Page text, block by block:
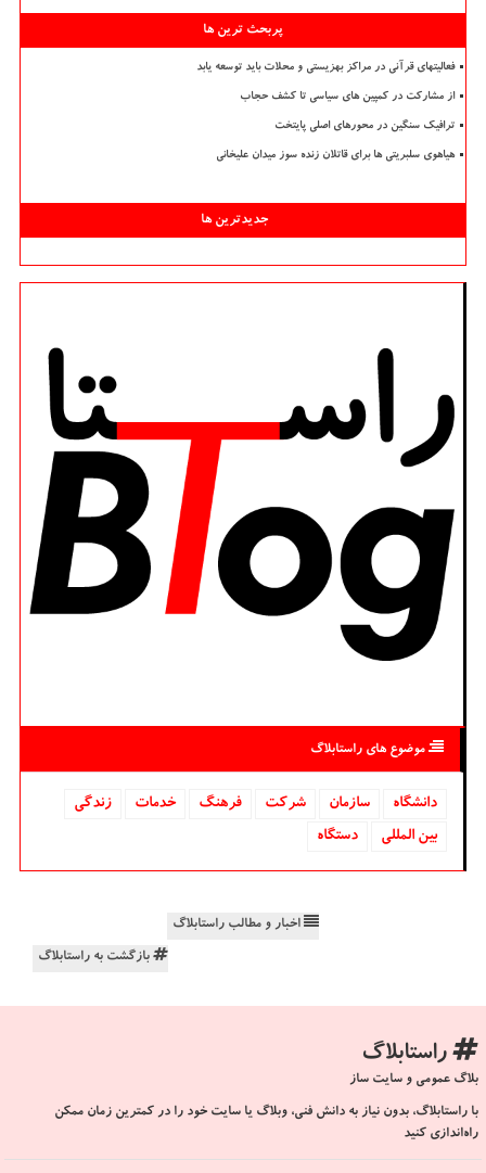
پربحث ترین ها
فعالیتهای قرآنی در مراکز بهزیستی و محلات باید توسعه یابد
از مشارکت در کمپین های سیاسی تا کشف حجاب
ترافیک سنگین در محورهای اصلی پایتخت
هیاهوی سلبریتی ها برای قاتلان زنده سوز میدان علیخانی
جدیدترین ها
موضوع های راستابلاگ
دانشگاه‌ سازمان شركت فرهنگ خدمات
زندگی
بین المللی
دستگاه
اخبار و مطالب راستابلاگ
بازگشت به راستابلاگ
راستابلاگ
بلاگ عمومی و سایت ساز
با راستابلاگ، بدون نیاز به دانش فنی، وبلاگ یا سایت خود را در کمترین زمان ممکن
راه‌اندازی کنید